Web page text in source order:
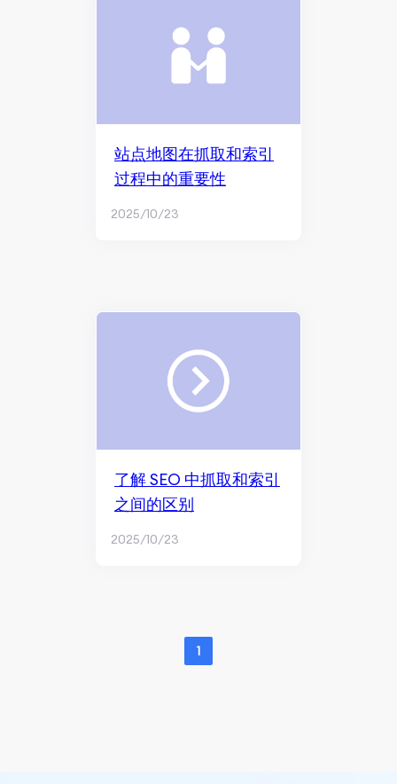
站点地图在抓取和索引
过程中的重要性
2025/10/23
了解 SEO 中抓取和索引
之间的区别
2025/10/23
1